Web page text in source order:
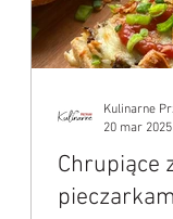
Chrupiące
Kulinarne
20 mar 2025